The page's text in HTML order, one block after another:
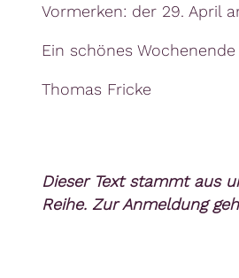
Vormerken: der 29. April
Ein schönes Wochenende
Thomas Fricke
Dieser Text stammt aus
Reihe. Zur Anmeldung